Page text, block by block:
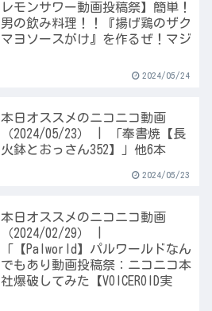
レモンサワー動画投稿祭】簡単！
男の飲み料理！！『揚げ鶏のザク
マヨソースがけ』を作るぜ！マジ
2024/05/24
本日オススメのニコニコ動画
（2024/05/23） | 「奉書焼【長
火鉢とおっさん352】」他6本
2024/05/23
本日オススメのニコニコ動画
（2024/02/29） |
「【Palworld】パルワールドなん
でもあり動画投稿祭：ニコニコ本
社爆破してみた【VOICEROID実